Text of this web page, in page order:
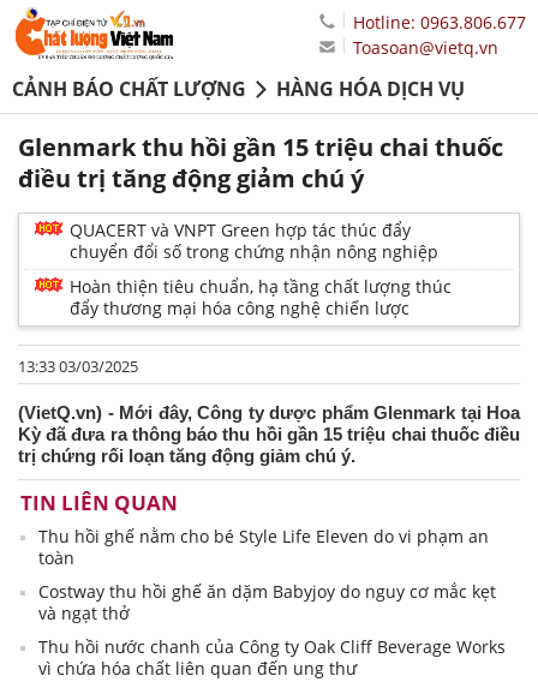
Hotline: 0963.806.677
Toasoan@vietq.vn
CẢNH BÁO CHẤT LƯỢNG HÀNG HÓA DỊCH VỤ
Glenmark thu hồi gần 15 triệu chai thuốc
điều trị tăng động giảm chú ý
QUACERT và VNPT Green hợp tác thúc đẩy
chuyển đổi số trong chứng nhận nông nghiệp
Hoàn thiện tiêu chuẩn, hạ tầng chất lượng thúc
đẩy thương mại hóa công nghệ chiến lược
13:33 03/03/2025
(VietQ.vn) - Mới đây, Công ty dược phẩm Glenmark tại Hoa
Kỳ đã đưa ra thông báo thu hồi gần 15 triệu chai thuốc điều
trị chứng rối loạn tăng động giảm chú ý.
TIN LIÊN QUAN
Thu hồi ghế nằm cho bé Style Life Eleven do vi phạm an
toàn
Costway thu hồi ghế ăn dặm Babyjoy do nguy cơ mắc kẹt
và ngạt thở
Thu hồi nước chanh của Công ty Oak Cliff Beverage Works
vì chứa hóa chất liên quan đến ung thư